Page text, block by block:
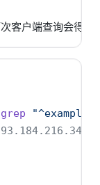
客户端查询会得
grep
"^example"